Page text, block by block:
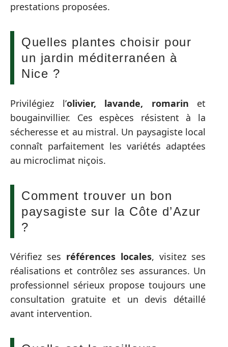
prestations proposées.
Quelles plantes choisir pour
un jardin méditerranéen à
Nice ?
Privilégiez l’olivier, lavande, romarin et
bougainvillier. Ces espèces résistent à la
sécheresse et au mistral. Un paysagiste local
connaît parfaitement les variétés adaptées
au microclimat niçois.
Comment trouver un bon
paysagiste sur la Côte d’Azur
?
Vérifiez ses références locales, visitez ses
réalisations et contrôlez ses assurances. Un
professionnel sérieux propose toujours une
consultation gratuite et un devis détaillé
avant intervention.